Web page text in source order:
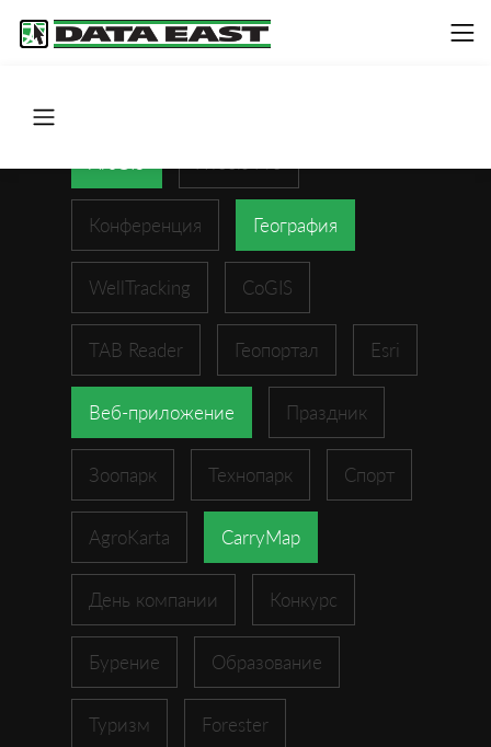
Конференция География
WellTracking CoGIS
TAB Reader Геопортал Esri
Веб-приложение Праздник
Зоопарк Технопарк Спорт
AgroKarta CarryMap
День компании Конкурс
Бурение Образование
Туризм Forester